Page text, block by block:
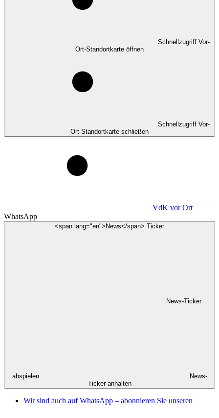
Schnellzugriff Vor-
Ort-Standortkarte öffnen
Schnellzugriff Vor-
Ort-Standortkarte schließen
VdK vor Ort
WhatsApp
<span lang="en">News</span> Ticker
News-Ticker
abspielen
News-
Ticker anhalten
Wir sind auch auf WhatsApp – abonnieren Sie unseren